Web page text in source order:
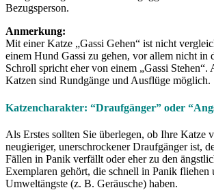
Bezugsperson.
Anmerkung:
Mit einer Katze „Gassi Gehen“ ist nicht
einem Hund Gassi zu gehen, vor allem nicht in
Schroll spricht eher von einem „Gassi Stehen“.
Katzen sind Rundgänge und Ausflüge möglich.
Katzencharakter: “Draufgänger” oder
Als Erstes sollten Sie überlegen, ob Ihre Katze
neugieriger, unerschrockener Draufgänger ist,
Fällen in Panik verfällt oder eher zu den
Exemplaren gehört, die schnell in Panik fliehen
Umweltängste (z. B. Geräusche) haben.